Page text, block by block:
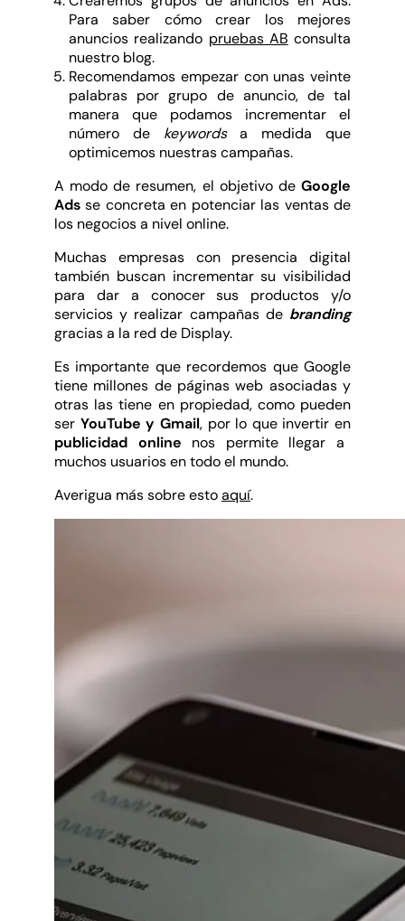
Para saber cómo crear los mejores
anuncios realizando pruebas AB consulta
nuestro blog.
Recomendamos empezar con unas veinte
palabras por grupo de anuncio, de tal
manera que podamos incrementar el
número de keywordsa medida que
optimicemos nuestras campañas.
A modo de resumen, el objetivo de Google
Ads se concreta en potenciar las ventas de
los negocios a nivel online.
Muchas empresas con presencia digital
también buscan incrementar su visibilidad
para dar a conocer sus productos y/o
servicios y realizar campañas de branding
gracias a la red de Display.
Es importante que recordemos que Google
tiene millones de páginas web asociadas y
otras las tiene en propiedad, como pueden
ser YouTube y Gmail, por lo que invertir en
publicidad online nos permite llegar a
muchos usuarios en todo el mundo.
Averigua más sobre estoaquí.